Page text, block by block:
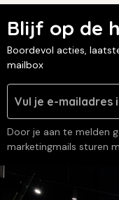
Blijf op de
Boordevol acties,
mailbox
Door je aan te melden
marketingmails sturen